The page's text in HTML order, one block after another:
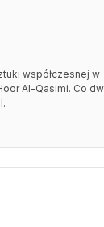
współczesnej w
Al-Qasimi. Co